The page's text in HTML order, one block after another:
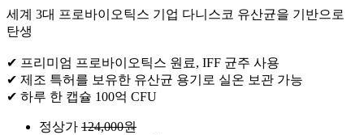
세계 3대 프로바이오틱스 기업 다니스코 유산균을 기반으로
탄생
✔ 프리미엄 프로바이오틱스 원료, IFF 균주 사용
✔ 제조 특허를 보유한 유산균 용기로 실온 보관 가능
✔ 하루 한 캡슐 100억 CFU
정상가 124,000원